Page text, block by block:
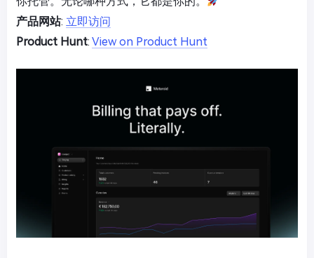
产品网站: 立即访问
Product Hunt: View on Product Hunt